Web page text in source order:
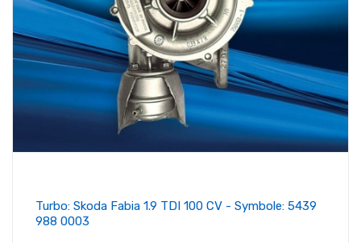
Turbo: Skoda Fabia 1.9 TDI 100 CV - Symbole: 5439
988 0003